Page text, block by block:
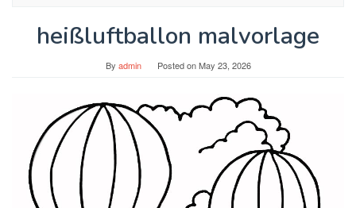
heißluftballon malvorlage
By admin Posted onMay 23, 2026